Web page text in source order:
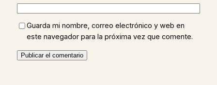
Guarda mi nombre, correo electrónico y web en
este navegador para la próxima vez que comente.